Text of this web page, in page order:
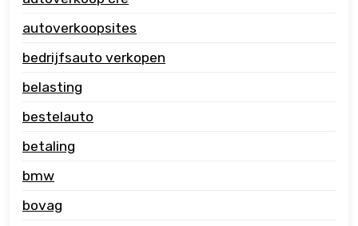
autoverkoopsites
bedrijfsauto verkopen
belasting
bestelauto
betaling
bmw
bovag